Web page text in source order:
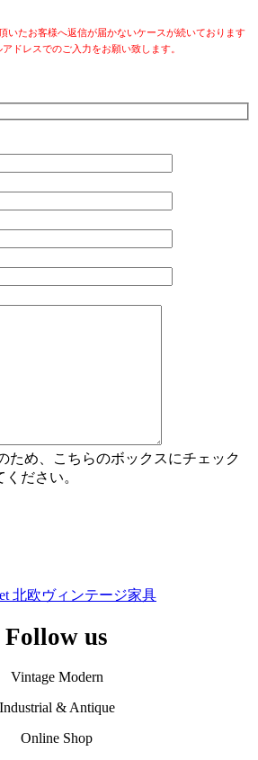
いたお客様へ返信が届かないケースが続いております
ドレスでのご入力をお願い致します。
ため、こちらのボックスにチェック
ださい。
Follow us
Vintage Modern
Industrial & Antique
Online Shop